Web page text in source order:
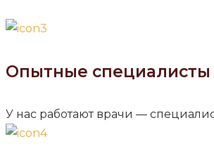
Опытные специалисты
У нас работают врачи —